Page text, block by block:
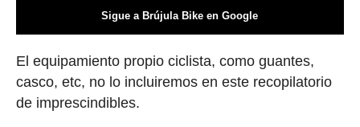
Sigue a Brújula Bike en Google
El equipamiento propio ciclista, como guantes,
casco, etc, no lo incluiremos en este recopilatorio
de imprescindibles.